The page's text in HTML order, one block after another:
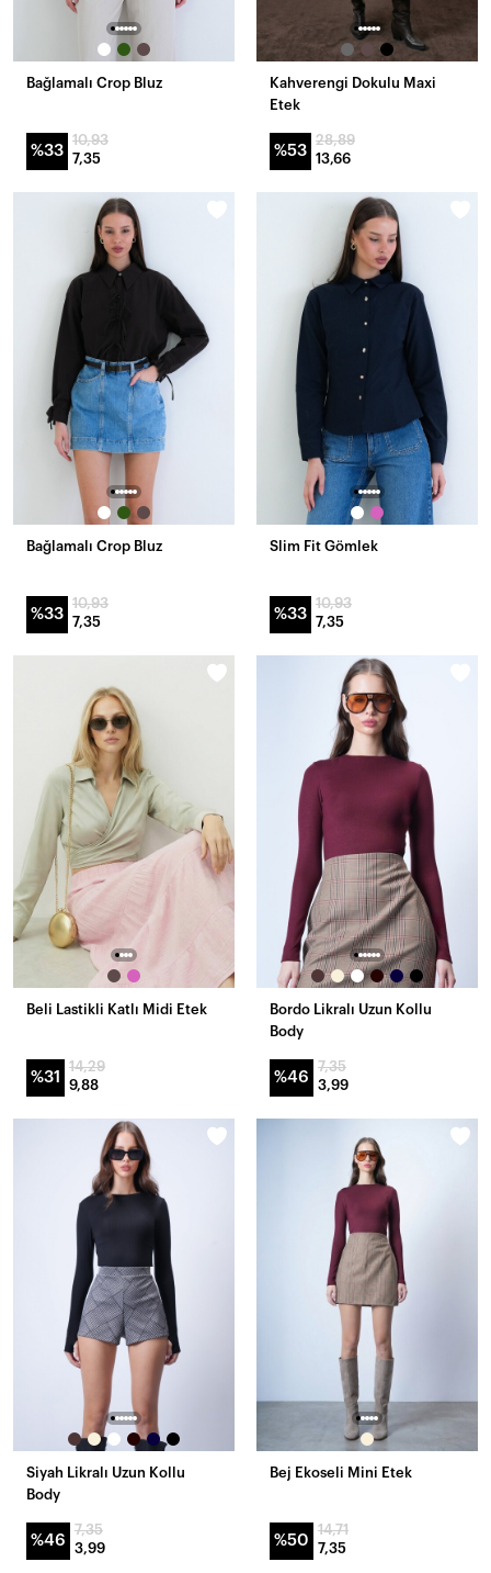
Bağlamalı Crop Bluz
%33
10,93
7,35
Kahverengi Dokulu Maxi
Etek
%53
28,89
13,66
Bağlamalı Crop Bluz
%33
10,93
7,35
Slim Fit Gömlek
%33
10,93
7,35
Beli Lastikli Katlı Midi Etek
%31
14,29
9,88
Bordo Likralı Uzun Kollu
Body
%46
7,35
3,99
Siyah Likralı Uzun Kollu
Body
%46
7,35
3,99
Bej Ekoseli Mini Etek
%50
14,71
7,35